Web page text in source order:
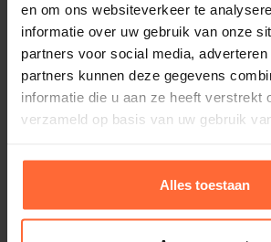
en om ons websiteverkeer te
informatie over uw gebruik van onze
partners voor social media,
partners kunnen deze gegevens
informatie die u aan ze heeft verstrekt
verzameld op basis van uw gebruik
Alles toestaan
Davey EcoSalt 2 – DES2-35-E
1.286,25